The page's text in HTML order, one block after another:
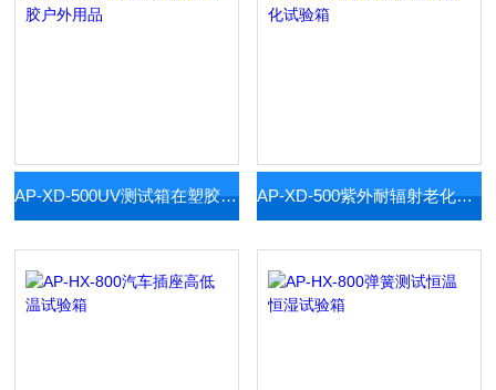
AP-XD-500UV测试箱在塑胶户外用品 AP-XD-500紫外耐辐射老化试验箱